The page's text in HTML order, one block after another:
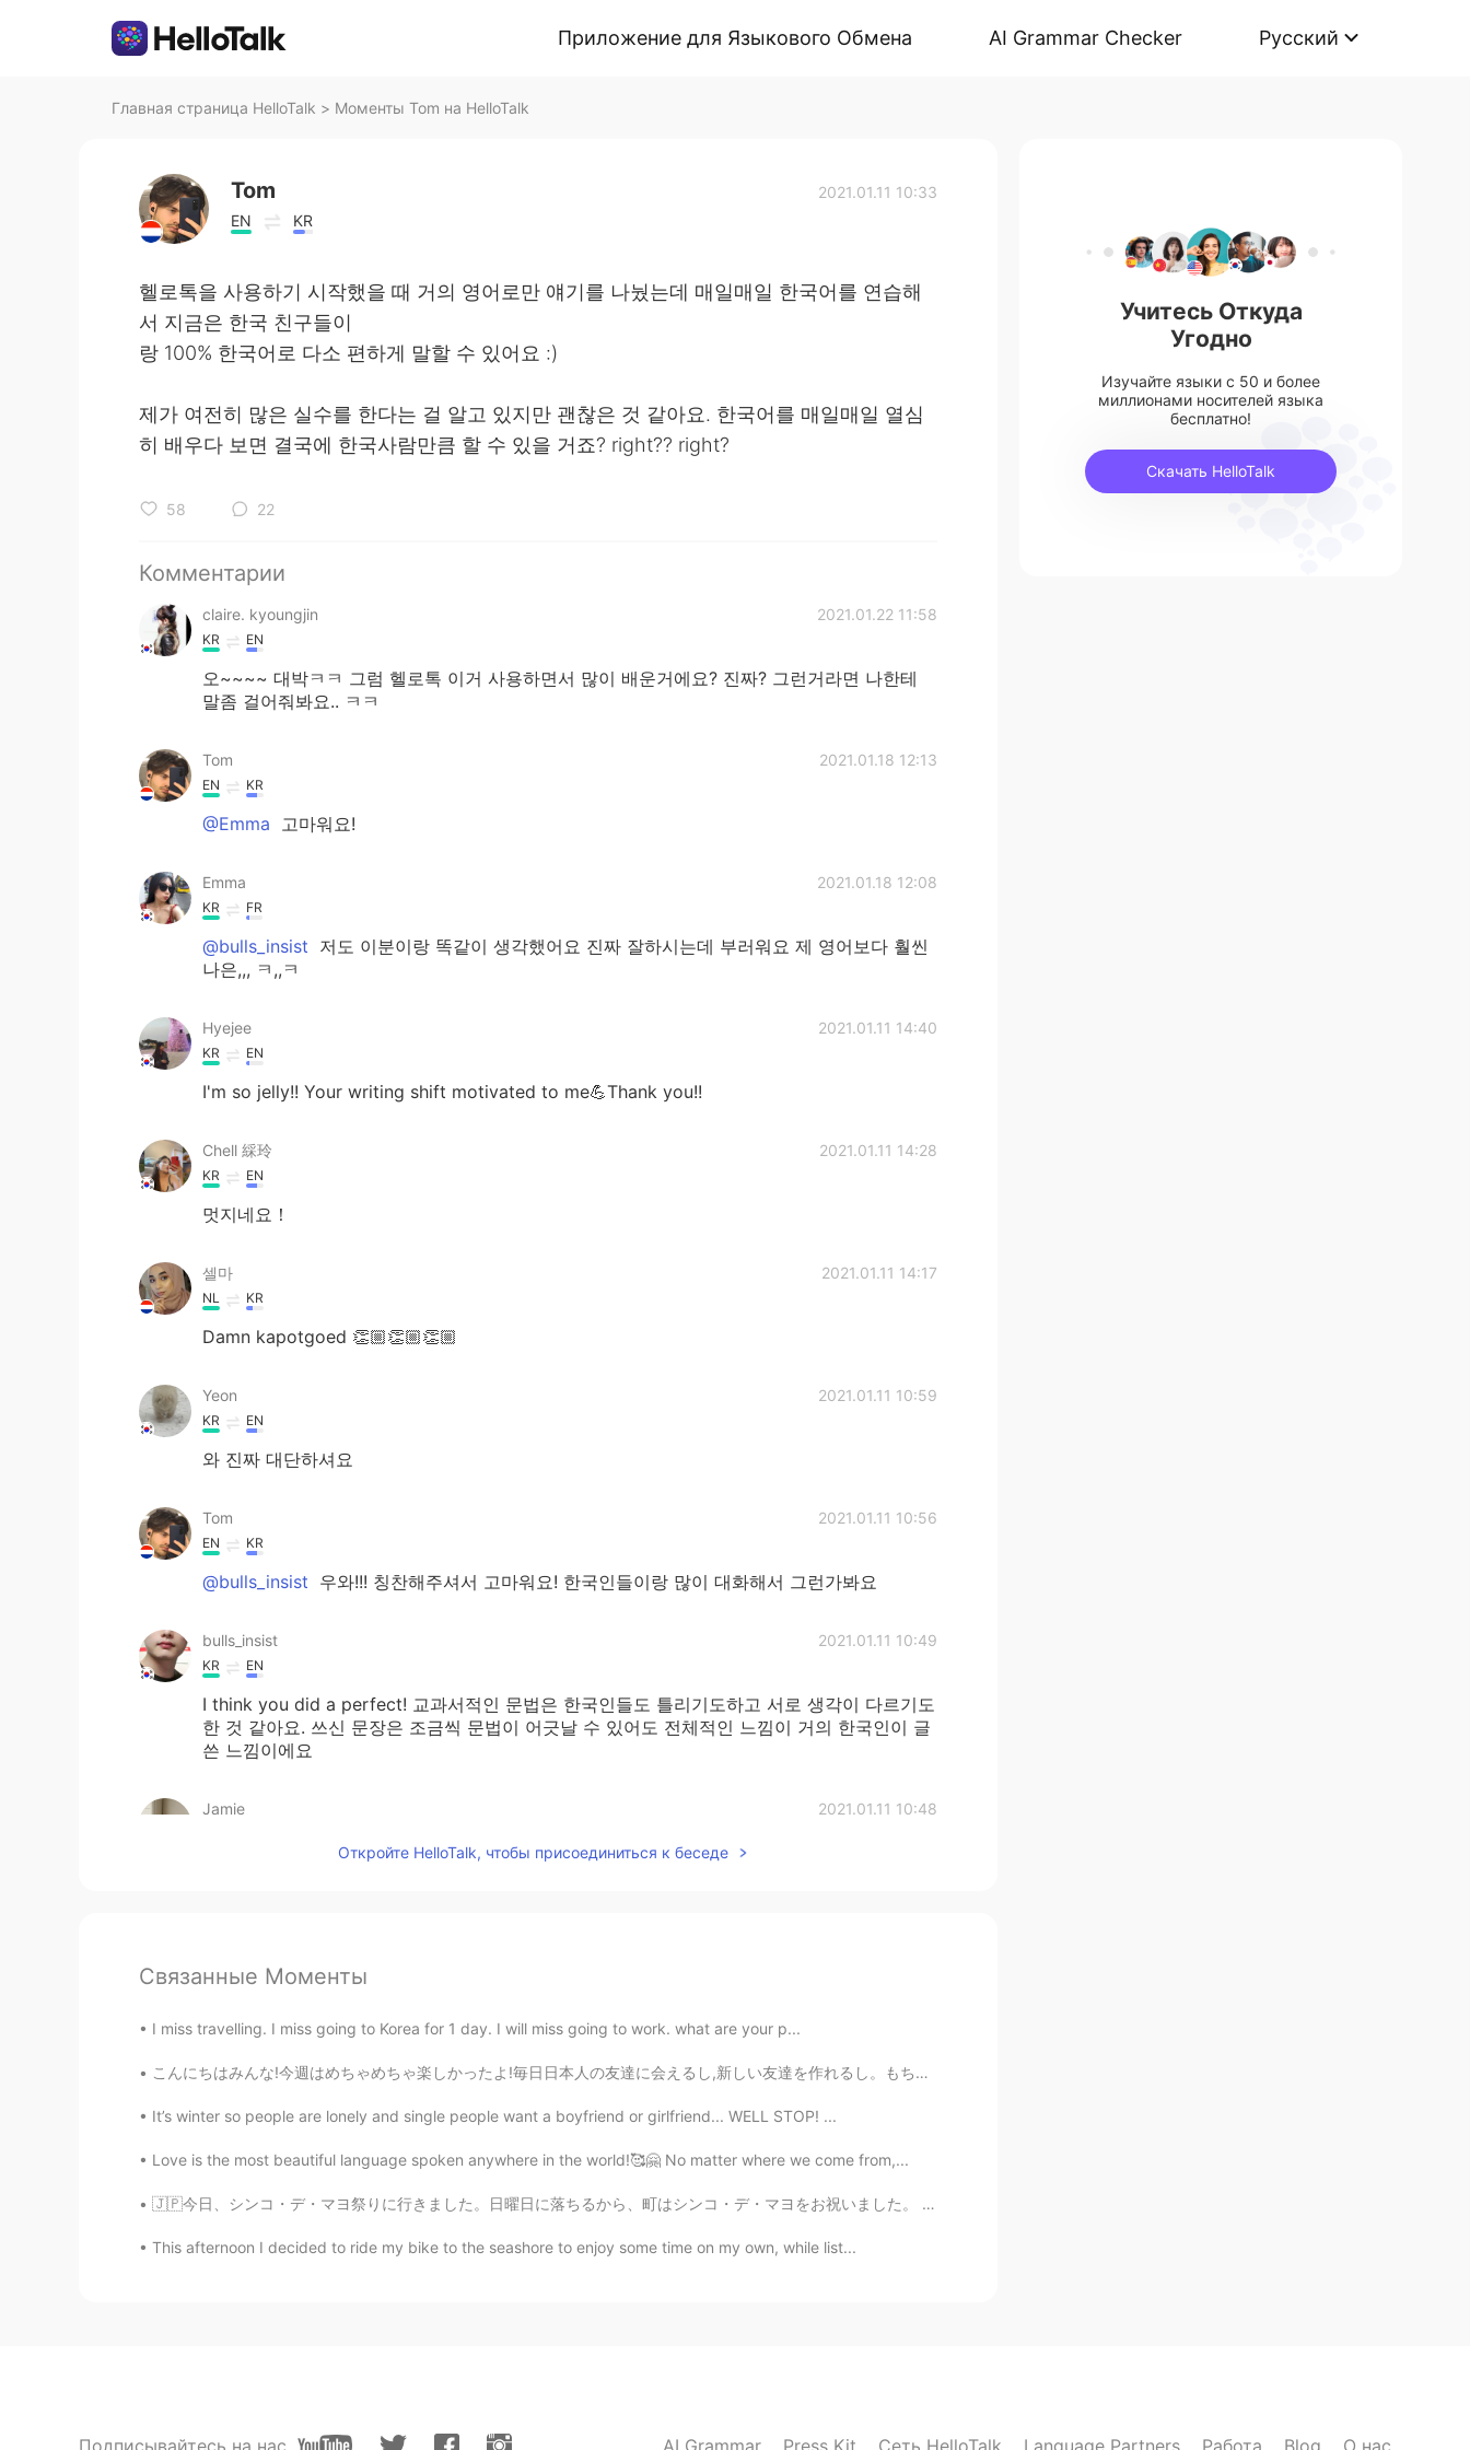
Приложение для Языкового Обмена AI Grammar Checker Русский
Главная страница HelloTalk > Моменты Tom на HelloTalk
Tom
EN KR
2021.01.11 10:33
헬로톡을 사용하기 시작했을 때 거의 영어로만 얘기를 나눴는데 매일매일 한국어를 연습해
서 지금은 한국 친구들이
랑 100% 한국어로 다소 편하게 말할 수 있어요 :)
제가 여전히 많은 실수를 한다는 걸 알고 있지만 괜찮은 것 같아요. 한국어를 매일매일 열심
히 배우다 보면 결국에 한국사람만큼 할 수 있을 거죠? right?? right?
58 22
Комментарии
claire. kyoungjin 2021.01.22 11:58
KR EN
오~~~~ 대박ㅋㅋ 그럼 헬로톡 이거 사용하면서 많이 배운거에요? 진짜? 그런거라면 나한테
말좀 걸어줘봐요.. ㅋㅋ
Tom 2021.01.18 12:13
EN KR
@Emma 고마워요!
Emma 2021.01.18 12:08
KR FR
@bulls_insist 저도 이분이랑 똑같이 생각했어요 진짜 잘하시는데 부러워요 제 영어보다 훨씬
나은,,, ㅋ,,ㅋ
Hyejee 2021.01.11 14:40
KR EN
I'm so jelly!! Your writing shift motivated to me💪Thank you!!
Chell 綵玲 2021.01.11 14:28
KR EN
멋지네요！
셀마 2021.01.11 14:17
NL KR
Damn kapotgoed 👏🏼👏🏼👏🏼
Yeon 2021.01.11 10:59
KR EN
와 진짜 대단하셔요
Tom 2021.01.11 10:56
EN KR
@bulls_insist 우와!!! 칭찬해주셔서 고마워요! 한국인들이랑 많이 대화해서 그런가봐요
bulls_insist 2021.01.11 10:49
KR EN
I think you did a perfect! 교과서적인 문법은 한국인들도 틀리기도하고 서로 생각이 다르기도
한 것 같아요. 쓰신 문장은 조금씩 문법이 어긋날 수 있어도 전체적인 느낌이 거의 한국인이 글
쓴 느낌이에요
Jamie 2021.01.11 10:48
EN KR
@미소K like 9 months? But I've only been using it seriously for the last few months
KR EN
최고!!😆
Tom 2021.01.11 10:41
Откройте HelloTalk, чтобы присоединиться к беседе
Связанные Моменты
I miss travelling. I miss going to Korea for 1 day. I will miss going to work. what are your p...
こんにちはみんな!今週はめちゃめちゃ楽しかったよ!毎日日本人の友達に会えるし,新しい友達を作れるし。もちろん,大学生活のせいでちょっと疲れてるけどそれは仕方ないねぇ。もっとがんばりまあーっす! ...
It’s winter so people are lonely and single people want a boyfriend or girlfriend... WELL STOP! ...
Love is the most beautiful language spoken anywhere in the world!🥰🤗 No matter where we come from,...
🇯🇵今日、シンコ・デ・マヨ祭りに行きました。日曜日に落ちるから、町はシンコ・デ・マヨをお祝いました。 食べ物とか実演(しゅつえん)とか良かっただよ！ 自分に私はケサディアを買いました。美味しすぎ...
This afternoon I decided to ride my bike to the seashore to enjoy some time on my own, while list...
Учитесь Откуда
Угодно
Изучайте языки с 50 и более
миллионами носителей языка
бесплатно!
Скачать HelloTalk
Подписывайтесь на нас AI Grammar Press Kit Сеть HelloTalk Language Partners Работа Blog О нас